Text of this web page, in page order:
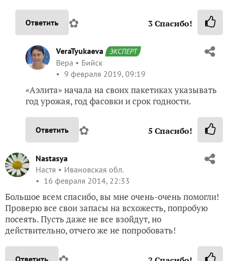
Ответить ✿ 3Спасибо!
VeraTyukaeva ЭКСПЕРТ
Вера
Бийск
9 февраля 2019, 09:19
«Аэлита» начала на своих пакетиках указывать
год урожая, год фасовки и срок годности.
Ответить ✿ 5 Спасибо!
Nastasya
Настя
Ивановская обл.
16 февраля 2014, 22:33
Большое всем спасибо, вы мне очень-очень помогли!
Проверю все свои запасы на всхожесть, попробую
посеять. Пусть даже не все взойдут, но
действительно, отчего же не попробовать!
Ответить